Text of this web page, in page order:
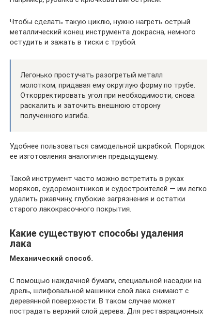
Чтобы сделать такую циклю, нужно нагреть острый
металлический конец инструмента докрасна, немного
остудить и зажать в тиски с трубой.
Легонько простучать разогретый металл
молотком, придавая ему округлую форму по трубе.
Откорректировать угол при необходимости, снова
раскалить и заточить внешнюю сторону
полученного изгиба.
Удобнее пользоваться самодельной шкрабкой. Порядок
ее изготовления аналогичен предыдущему.
Такой инструмент часто можно встретить в руках
моряков, судоремонтников и судостроителей — им легко
удалить ржавчину, глубокие загрязнения и остатки
старого лакокрасочного покрытия.
Какие существуют способы удаления
лака
Механический способ.
С помощью наждачной бумаги, специальной насадки на
дрель, шлифовальной машинки слой лака снимают с
деревянной поверхности. В таком случае может
пострадать верхний слой дерева. Для реставрационных